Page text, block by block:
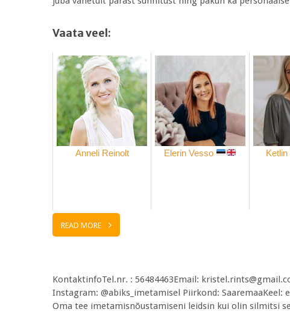
Vaata veel:
Anneli Reinolt Elerin Vesso Ketlin
READ MORE
KontaktinfoTel.nr. : 56484463Email:
Instagram: @abiks_imetamisel Piirkond: SaaremaaKeel:
Oma tee imetamisnõustamiseni leidsin kui olin silmitsi